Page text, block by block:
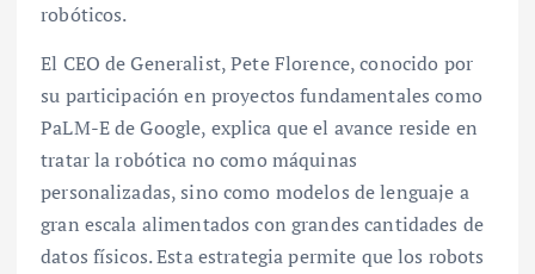
robóticos.
El CEO de Generalist, Pete Florence, conocido por
su participación en proyectos fundamentales como
PaLM-E de Google, explica que el avance reside en
tratar la robótica no como máquinas
personalizadas, sino como modelos de lenguaje a
gran escala alimentados con grandes cantidades de
datos físicos. Esta estrategia permite que los robots